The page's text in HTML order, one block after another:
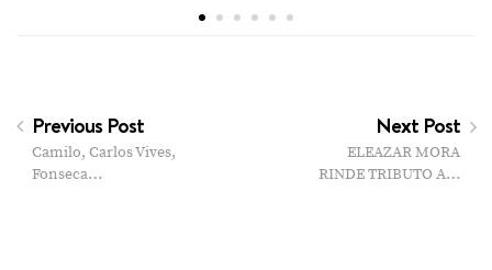
Previous Post
Camilo, Carlos Vives,
Fonseca…
Next Post
ELEAZAR MORA
RINDE TRIBUTO A…